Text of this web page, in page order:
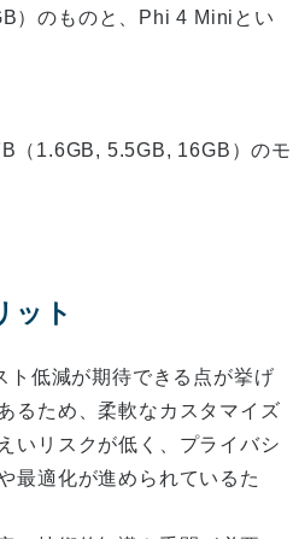
）のものと、Phi 4 Miniとい
（1.6GB, 5.5GB, 16GB）のモ
ット
ト低減が期待できる点が挙げ
るため、柔軟なカスタマイズ
いリスクが低く、プライバシ
最適化が進められているた